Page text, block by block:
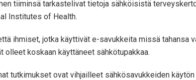
tiiminsä tarkastelivat tietoja sähköisistä
Institutes of Health.
ihmiset, jotka käyttivät e-savukkeita missä tahansa
olleet koskaan käyttäneet sähkötupakkaa.
tutkimukset ovat vihjailleet sähkösavukkeiden